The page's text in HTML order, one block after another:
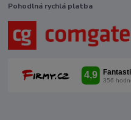
Pohodlná rychlá platba